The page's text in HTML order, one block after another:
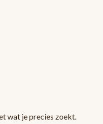
wat je precies zoekt.